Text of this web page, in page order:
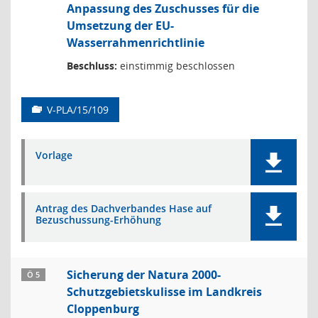
Anpassung des Zuschusses für die
Umsetzung der EU-
Wasserrahmenrichtlinie
Beschluss: einstimmig beschlossen
V-PLA/15/109
Vorlage
Antrag des Dachverbandes Hase auf
Bezuschussung-Erhöhung
Ö 5
Sicherung der Natura 2000-
Schutzgebietskulisse im Landkreis
Cloppenburg